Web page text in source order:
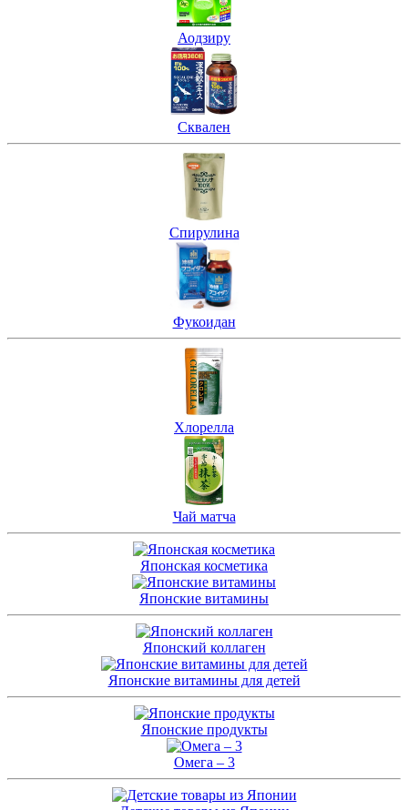
Аодзиру
Сквален
Спирулина
Фукоидан
Хлорелла
Чай матча
Японская косметика
Японские витамины
Японский коллаген
Японские витамины для детей
Японские продукты
Омега – 3